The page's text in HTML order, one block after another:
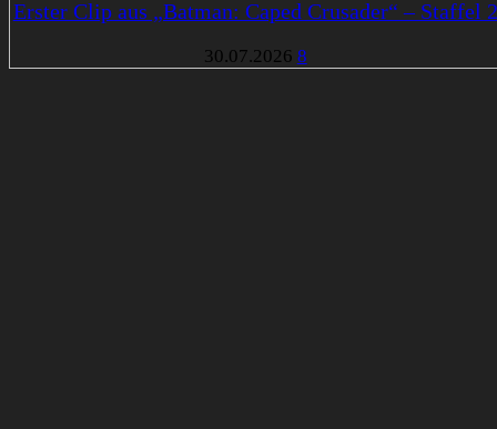
Erster Clip aus „Batman: Caped Crusader“ – Staffel 2
30.07.2026 8